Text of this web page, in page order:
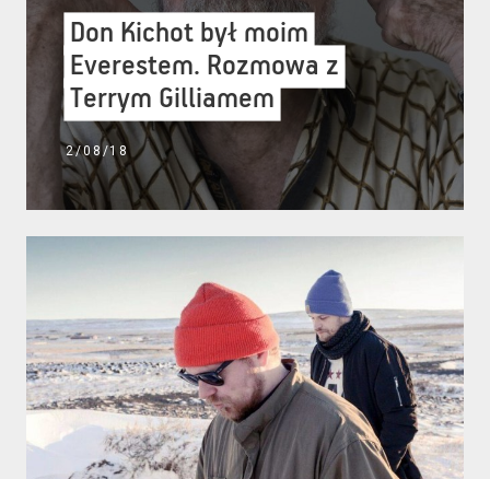
Don Kichot był moim
Everestem. Rozmowa z
Terrym Gilliamem
Don Kichot był moim
Everestem. Rozmowa z
Terrym Gilliamem
2/08/18